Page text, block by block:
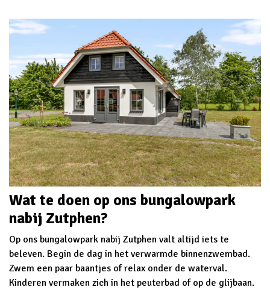
Wat te doen op ons bungalowpark
nabij Zutphen?
Op ons bungalowpark nabij Zutphen valt altijd iets te
beleven. Begin de dag in het verwarmde binnenzwembad.
Zwem een paar baantjes of relax onder de waterval.
Kinderen vermaken zich in het peuterbad of op de glijbaan.